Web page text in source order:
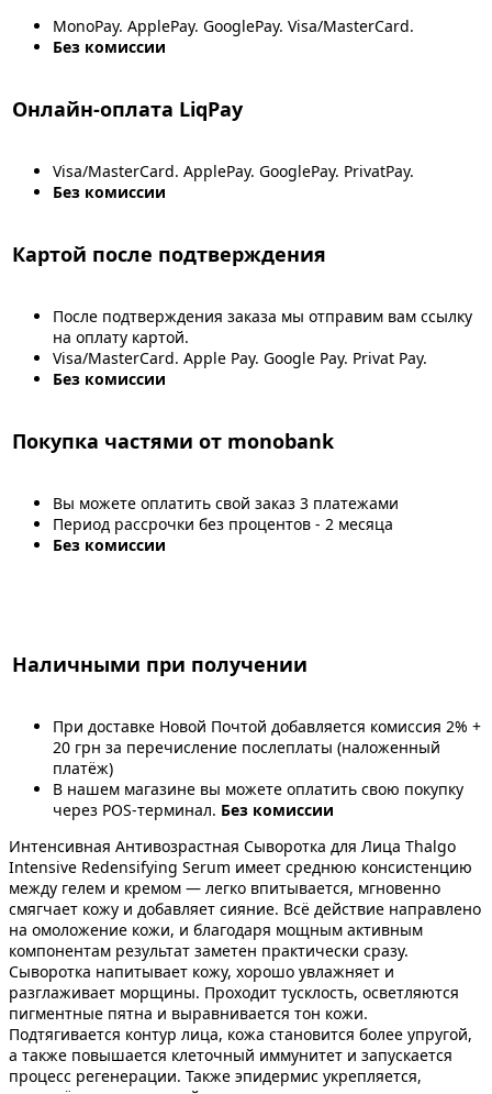
MonoPay. ApplePay. GooglePay. Visa/MasterCard.
Без комиссии
Онлайн-оплата LiqPay
Visa/MasterCard. ApplePay. GooglePay. PrivatPay.
Без комиссии
Картой после подтверждения
После подтверждения заказа мы отправим вам ссылку
на оплату картой.
Visa/MasterCard. Apple Pay. Google Pay. Privat Pay.
Без комиссии
Покупка частями от monobank
Вы можете оплатить свой заказ 3 платежами
Период рассрочки без процентов - 2 месяца
Без комиссии
Наличными при получении
При доставке Новой Почтой добавляется комиссия 2% +
20 грн за перечисление послеплаты (наложенный
платёж)
В нашем магазине вы можете оплатить свою покупку
через POS-терминал. Без комиссии
Интенсивная Антивозрастная Сыворотка для Лица Thalgo
Intensive Redensifying Serum имеет среднюю консистенцию
между гелем и кремом — легко впитывается, мгновенно
смягчает кожу и добавляет сияние. Всё действие направлено
на омоложение кожи, и благодаря мощным активным
компонентам результат заметен практически сразу.
Сыворотка напитывает кожу, хорошо увлажняет и
разглаживает морщины. Проходит тусклость, осветляются
пигментные пятна и выравнивается тон кожи.
Подтягивается контур лица, кожа становится более упругой,
а также повышается клеточный иммунитет и запускается
процесс регенерации. Также эпидермис укрепляется,